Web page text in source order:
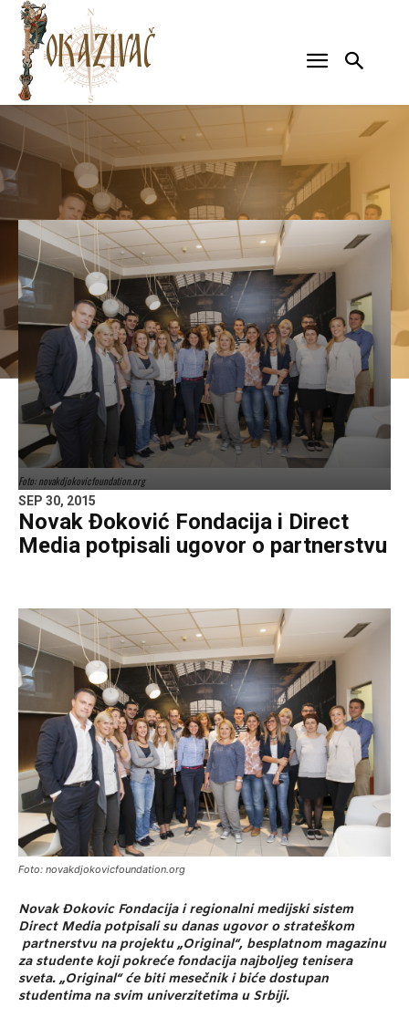
Foto: novakdjokovicfoundation.org
SEP 30, 2015
Novak Đoković Fondacija i Direct
Media potpisali ugovor o partnerstvu
Foto: novakdjokovicfoundation.org
Novak Đokovic Fondacija i regionalni medijski sistem
Direct Media potpisali su danas ugovor o strateškom
partnerstvu na projektu „Original“, besplatnom magazinu
za studente koji pokreće fondacija najboljeg tenisera
sveta. „Original“ će biti mesečnik i biće dostupan
studentima na svim univerzitetima u Srbiji.